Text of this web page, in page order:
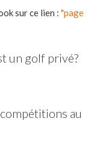
sur ce lien : "page
un golf privé?
au